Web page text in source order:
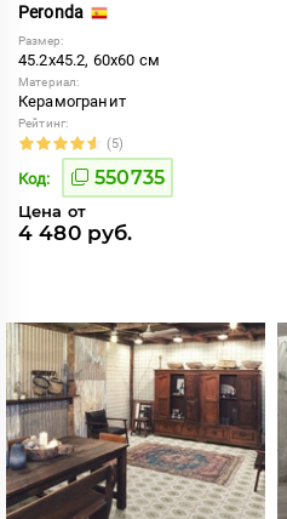
Peronda
Размер:
45.2x45.2, 60x60 см
Материал:
Керамогранит
Рейтинг:
(5)
Код: 550735
Цена от
4 480 руб.